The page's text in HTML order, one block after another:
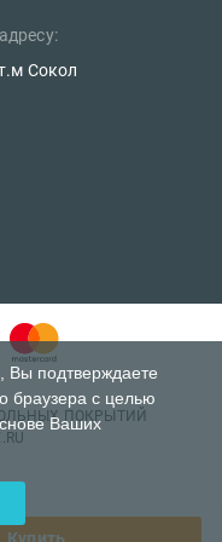
Купить
Сокол
ПОКРЫТИЙ
Вы подтверждаете
браузера с целью
Ваших